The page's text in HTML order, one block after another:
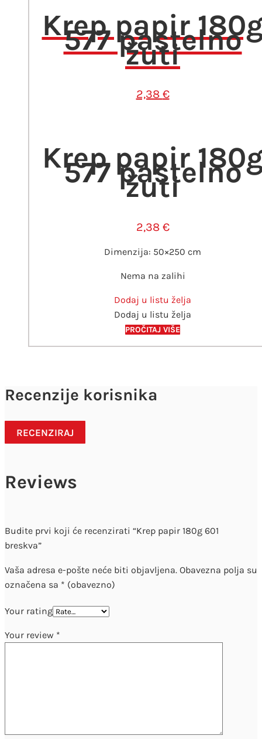
Krep papir
577 pastelno
žuti
2,38 €
Krep papir
577 pastelno
žuti
2,38 €
Dimenzija: 50×250 cm
Nema na zalihi
Dodaj u listu želja
Dodaj u listu želja
PROČITAJ VIŠE
Recenzije korisnika
RECENZIRAJ
Reviews
Budite prvi koji će recenzirati “Krep papir 180g 601
breskva”
Vaša adresa e-pošte neće biti objavljena. Obavezna polja su
označena sa * (obavezno)
Your rating
Your review *